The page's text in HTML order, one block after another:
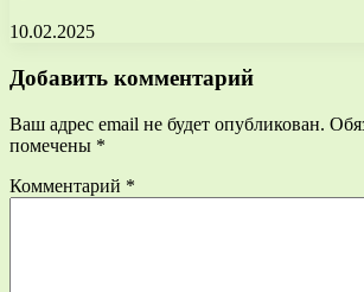
10.02.2025
Добавить комментарий
Ваш адрес email не будет опубликован.
помечены *
Комментарий *